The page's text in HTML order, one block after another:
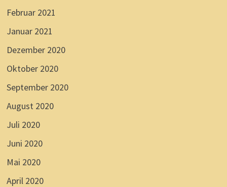
Februar 2021
Januar 2021
Dezember 2020
Oktober 2020
September 2020
August 2020
Juli 2020
Juni 2020
Mai 2020
April 2020